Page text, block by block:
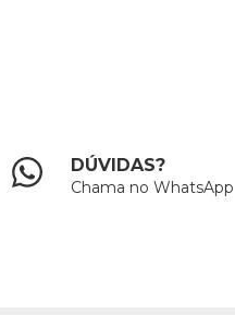
DÚVIDAS?
Chama no WhatsApp